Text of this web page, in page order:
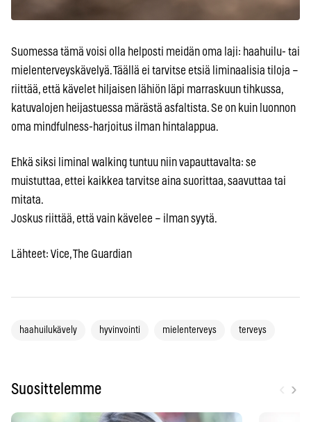
Suomessa tämä voisi olla helposti meidän oma laji: haahuilu- tai
mielenterveyskävelyä. Täällä ei tarvitse etsiä liminaalisia tiloja –
riittää, että kävelet hiljaisen lähiön läpi marraskuun tihkussa,
katuvalojen heijastuessa märästä asfaltista. Se on kuin luonnon
oma mindfulness-harjoitus ilman hintalappua.
Ehkä siksi liminal walking tuntuu niin vapauttavalta: se
muistuttaa, ettei kaikkea tarvitse aina suorittaa, saavuttaa tai
mitata.
Joskus riittää, että vain kävelee – ilman syytä.
Lähteet: Vice, The Guardian
haahuilukävely hyvinvointi mielenterveys terveys
Suosittelemme ›